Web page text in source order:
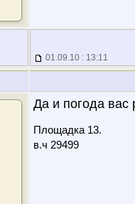
01.09.10 : 13:11
Да и погода вас
Площадка 13.
в.ч 29499